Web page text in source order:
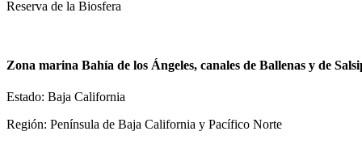
Reserva de la Biosfera
Zona marina Bahía de los Ángeles, canales de Ballenas y de
Estado: Baja California
Región: Península de Baja California y Pacífico Norte